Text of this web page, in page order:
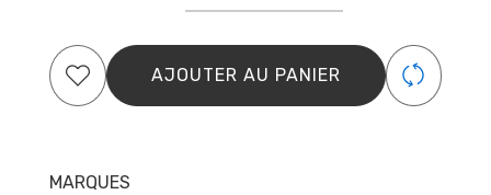
CREAMY
NO.
022
AJOUTER AU PANIER
MARQUES